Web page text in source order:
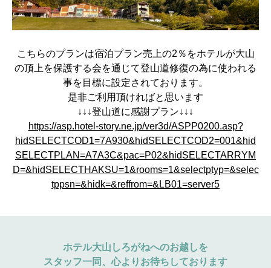
こちらのプランは宿泊プラン売上の2％をホテルが大山
の頂上を保護する会を通じて登山道修復の為に使われる
事を目標に設定されております。
是非ご利用頂ければと思います
↓↓↓登山道に感謝プラン↓↓↓
https://asp.hotel-story.ne.jp/ver3d/ASPP0200.asp?
hidSELECTCOD1=7A930&hidSELECTCOD2=001&hid
SELECTPLAN=A7A3C&pac=P02&hidSELECTARRYM
D=&hidSELECTHAKSU=1&rooms=1&selectptyp=&selec
tppsn=&hidk=&reffrom=&LB01=server5
ホテル大山しろがねへのお越しを
スタッフ一同、心よりお待ちしております